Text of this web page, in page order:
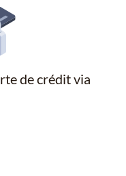
de crédit via